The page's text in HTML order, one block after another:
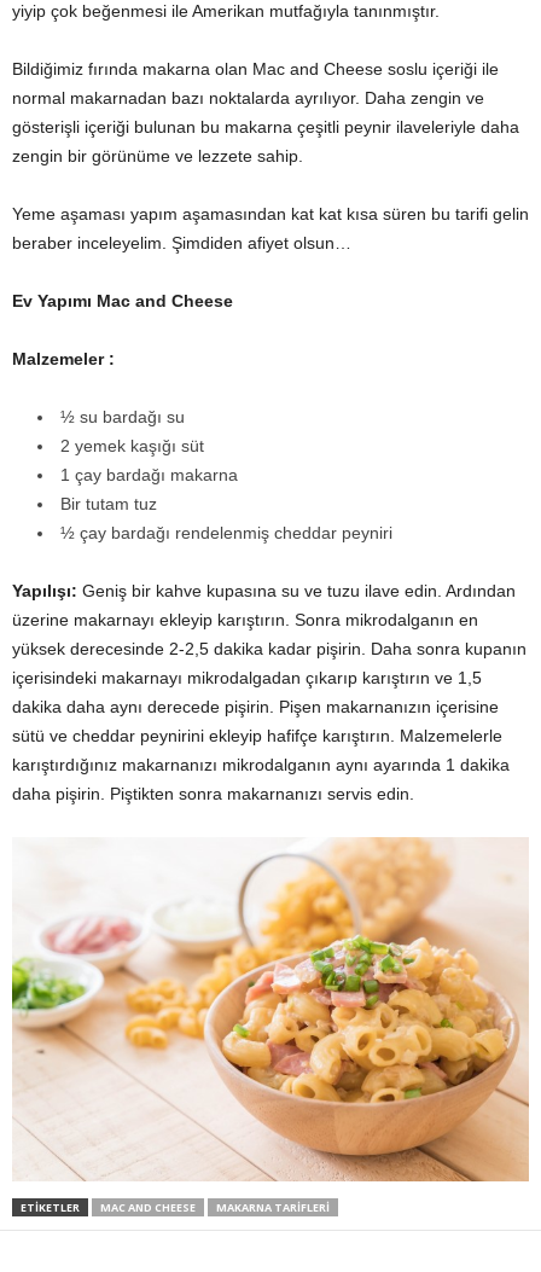
yiyip çok beğenmesi ile Amerikan mutfağıyla tanınmıştır.
Bildiğimiz fırında makarna olan Mac and Cheese soslu içeriği ile
normal makarnadan bazı noktalarda ayrılıyor. Daha zengin ve
gösterişli içeriği bulunan bu makarna çeşitli peynir ilaveleriyle daha
zengin bir görünüme ve lezzete sahip.
Yeme aşaması yapım aşamasından kat kat kısa süren bu tarifi gelin
beraber inceleyelim. Şimdiden afiyet olsun…
Ev Yapımı Mac and Cheese
Malzemeler :
½ su bardağı su
2 yemek kaşığı süt
1 çay bardağı makarna
Bir tutam tuz
½ çay bardağı rendelenmiş cheddar peyniri
Yapılışı: Geniş bir kahve kupasına su ve tuzu ilave edin. Ardından
üzerine makarnayı ekleyip karıştırın. Sonra mikrodalganın en
yüksek derecesinde 2-2,5 dakika kadar pişirin. Daha sonra kupanın
içerisindeki makarnayı mikrodalgadan çıkarıp karıştırın ve 1,5
dakika daha aynı derecede pişirin. Pişen makarnanızın içerisine
sütü ve cheddar peynirini ekleyip hafifçe karıştırın. Malzemelerle
karıştırdığınız makarnanızı mikrodalganın aynı ayarında 1 dakika
daha pişirin. Piştikten sonra makarnanızı servis edin.
ETİKETLER MAC AND CHEESE MAKARNA TARIFLERI